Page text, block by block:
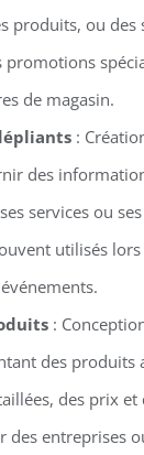
produits, ou des
promotions
de magasin.
:
des
services ou
utilisés lors
:
des produits
des prix et
des entreprises